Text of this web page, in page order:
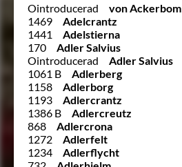
Ointroducerad
von Ackerbom
1469
Adelcrantz
1441
Adelstierna
170
Adler Salvius
Ointroducerad
Adler Salvius
1061 B
Adlerberg
1158
Adlerborg
1193
Adlercrantz
1386 B
Adlercreutz
868
Adlercrona
1272
Adlerfelt
1234
Adlerflycht